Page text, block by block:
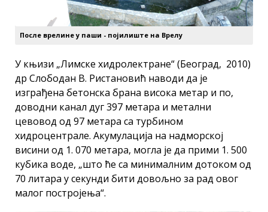
После врелине у паши - појилиште на Врелу
У књизи „Лимске хидролектране“ (Београд, 2010)
др Слободан В. Ристановић наводи да је
изграђена бетонска брана висока метар и по,
доводни канал дуг 397 метара и метални
цевовод од 97 метара са турбином
хидроцентрале. Акумулација на надморској
висини од 1. 070 метара, могла је да прими 1. 500
кубика воде, „што ће са минималним дотоком од
70 литара у секунди бити довољно за рад овог
малог постројења“.